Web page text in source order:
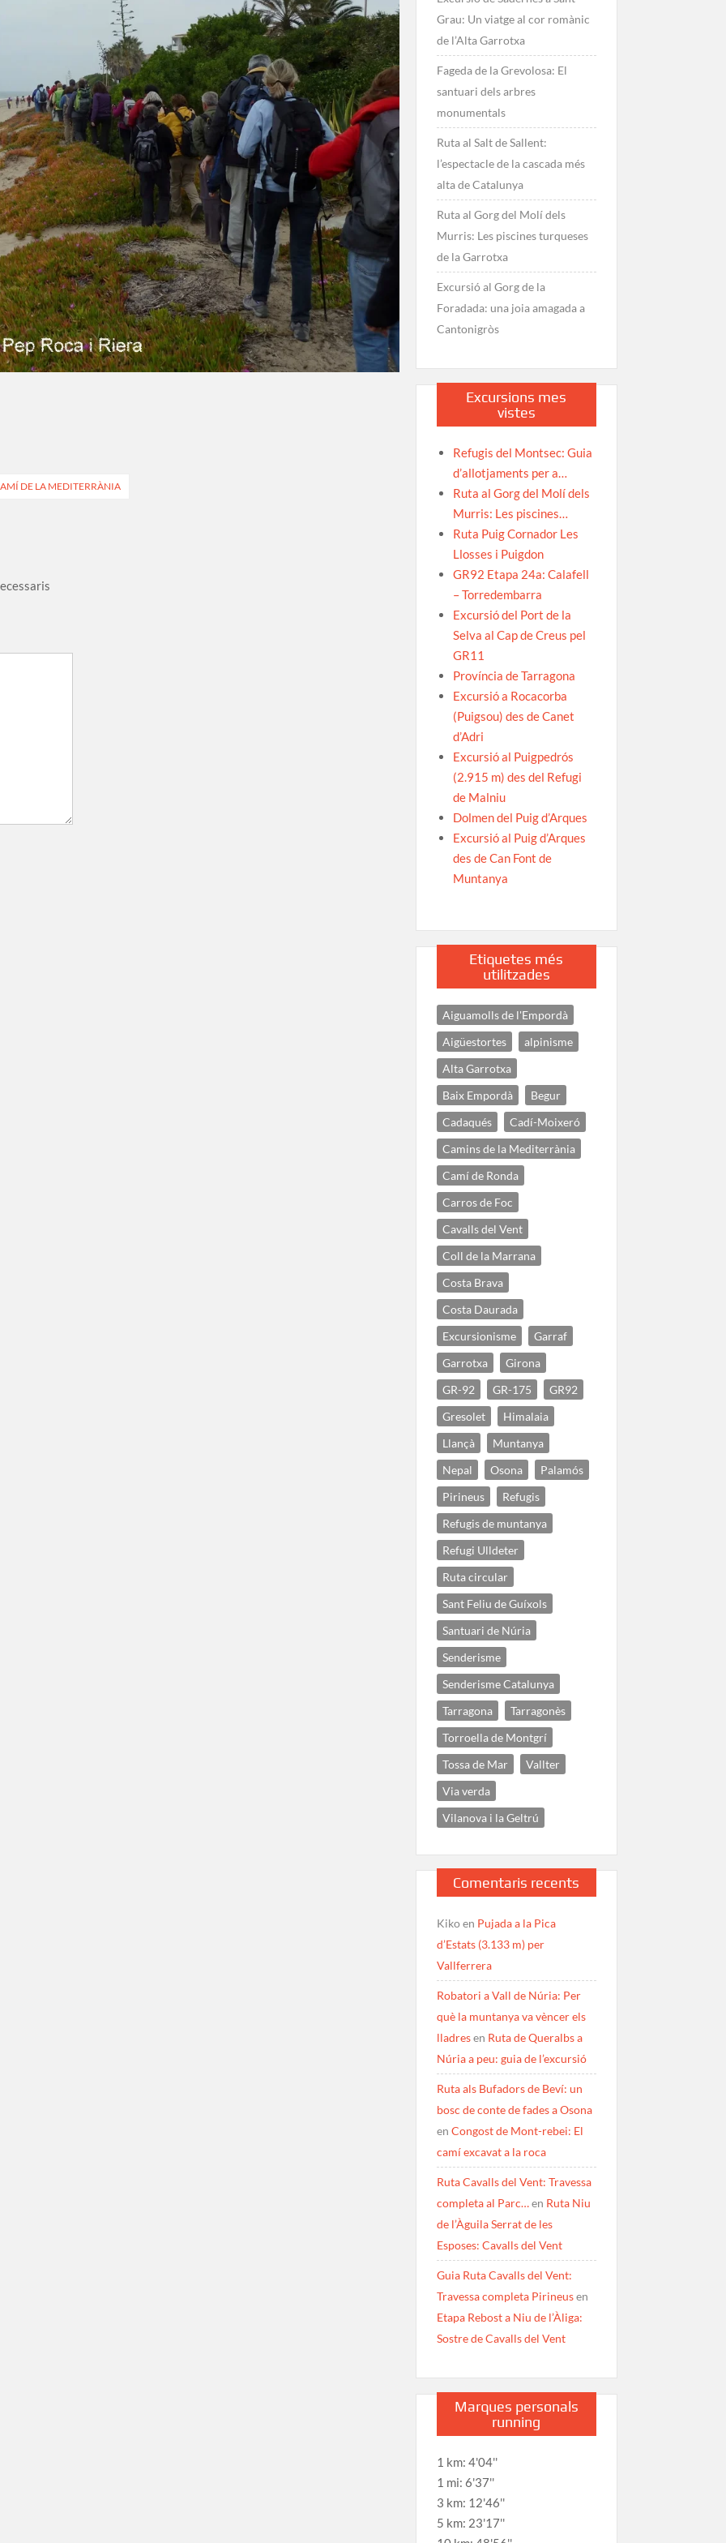
DE LA MEDITERRÀNIA
Grau: Un viatge al cor romànic
de l’Alta Garrotxa
Fageda de la Grevolosa: El
santuari dels arbres
monumentals
Ruta al Salt de Sallent:
l’espectacle de la cascada més
alta de Catalunya
Ruta al Gorg del Molí dels
Murris: Les piscines turqueses
de la Garrotxa
Excursió al Gorg de la
Foradada: una joia amagada a
Cantonigròs
Excursions mes
vistes
Refugis del Montsec: Guia
d’allotjaments per a…
Ruta al Gorg del Molí dels
Murris: Les piscines…
Ruta Puig Cornador Les
Llosses i Puigdon
GR92 Etapa 24a: Calafell
– Torredembarra
Excursió del Port de la
Selva al Cap de Creus pel
GR11
Província de Tarragona
Excursió a Rocacorba
(Puigsou) des de Canet
d’Adri
Excursió al Puigpedrós
(2.915 m) des del Refugi
de Malniu
Dolmen del Puig d’Arques
Excursió al Puig d’Arques
des de Can Font de
Muntanya
Etiquetes més
utilitzades
Aiguamolls de l'Empordà
Aigüestortes
alpinisme
Alta Garrotxa
Baix Empordà
Begur
Cadaqués
Cadí-Moixeró
Camins de la Mediterrània
Camí de Ronda
Carros de Foc
Cavalls del Vent
Coll de la Marrana
Costa Brava
Costa Daurada
Excursionisme
Garraf
Garrotxa
Girona
GR-92
GR-175
GR92
Gresolet
Himalaia
Llançà
Muntanya
Nepal
Osona
Palamós
Pirineus
Refugis
Refugis de muntanya
Refugi Ulldeter
Ruta circular
Sant Feliu de Guíxols
Santuari de Núria
Senderisme
Senderisme Catalunya
Tarragona
Tarragonès
Torroella de Montgrí
Tossa de Mar
Vallter
Via verda
Vilanova i la Geltrú
Comentaris recents
Kikoen Pujada a la Pica
d’Estats (3.133 m) per
Vallferrera
Robatori a Vall de Núria: Per
què la muntanya va vèncer els
lladresen Ruta de Queralbs a
Núria a peu: guia de l’excursió
Ruta als Bufadors de Beví: un
bosc de conte de fades a Osona
en Congost de Mont-rebei: El
camí excavat a la roca
Ruta Cavalls del Vent: Travessa
completa al Parc…en Ruta Niu
de l’Àguila Serrat de les
Esposes: Cavalls del Vent
Guia Ruta Cavalls del Vent:
Travessa completa Pirineusen
Etapa Rebost a Niu de l’Àliga:
Sostre de Cavalls del Vent
Marques personals
running
1 km: 4'04''
1 mi: 6'37''
3 km: 12'46''
5 km: 23'17''